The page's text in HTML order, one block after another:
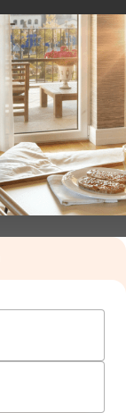
DE(€)